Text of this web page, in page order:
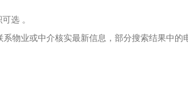
选 。
物业或中介核实最新信息，部分搜索结果中的